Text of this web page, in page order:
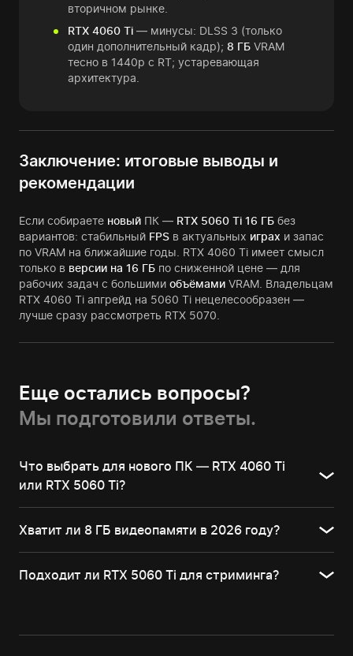
вторичном рынке.
RTX 4060 Ti — минусы: DLSS 3 (только
один дополнительный кадр); 8 ГБ VRAM
тесно в 1440p с RT; устаревающая
архитектура.
Заключение: итоговые выводы и
рекомендации
Если собираете новый ПК — RTX 5060 Ti 16 ГБ без
вариантов: стабильный FPS в актуальных играх и запас
по VRAM на ближайшие годы. RTX 4060 Ti имеет смысл
только в версии на 16 ГБ по сниженной цене — для
рабочих задач с большими объёмами VRAM. Владельцам
RTX 4060 Ti апгрейд на 5060 Ti нецелесообразен —
лучше сразу рассмотреть RTX 5070.
Еще остались вопросы?
Мы подготовили ответы.
Что выбрать для нового ПК — RTX 4060 Ti
или RTX 5060 Ti?
Хватит ли 8 ГБ видеопамяти в 2026 году?
Подходит ли RTX 5060 Ti для стриминга?